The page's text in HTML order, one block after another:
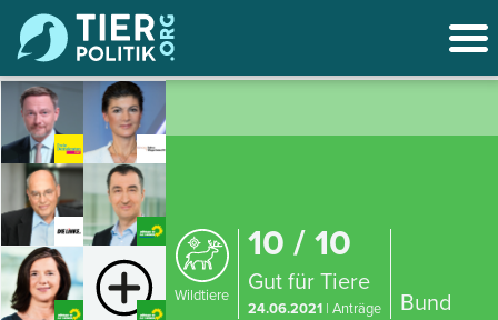
Wildtiere
10 / 10
Gut für Tiere
24.06.2021 | Anträge Bund